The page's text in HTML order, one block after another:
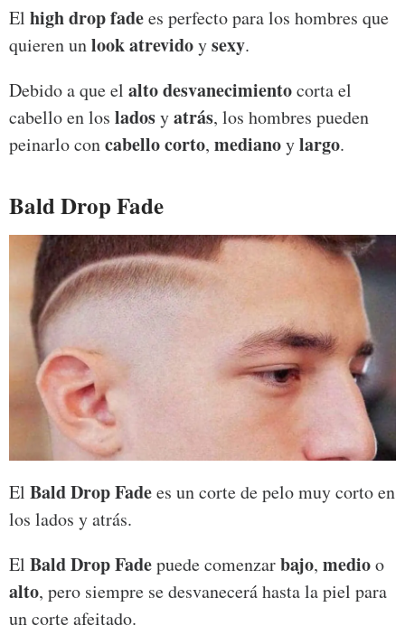
El high drop fadees perfecto para los hombres que
quieren unlook atrevidoysexy.
Debido a que el alto desvanecimientocorta el
cabello en los ladosyatrás, los hombres pueden
peinarlo concabello corto, medianoylargo.
Bald Drop Fade
El Bald Drop Fadees un corte de pelo muy corto en
los lados y atrás.
El Bald Drop Fadepuede comenzarbajo, medioo
alto, pero siempre se desvanecerá hasta la piel para
un corte afeitado.